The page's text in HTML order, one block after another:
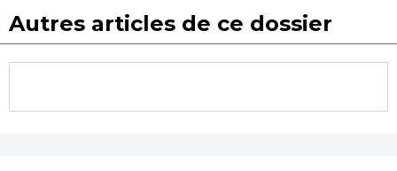
Autres articles de ce dossier